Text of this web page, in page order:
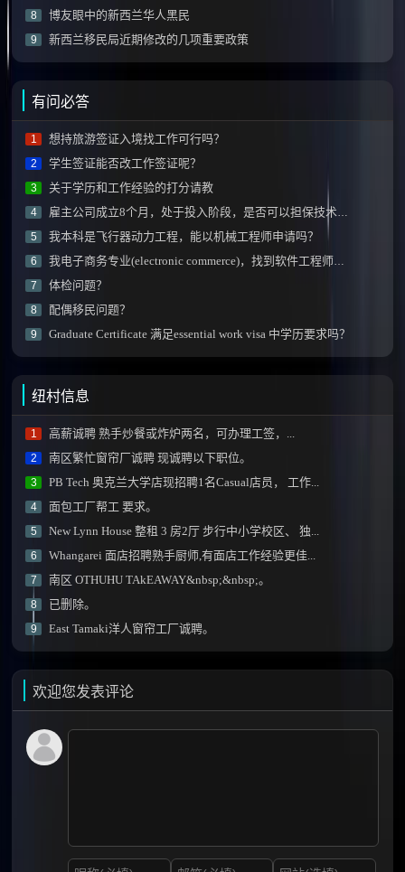
8 博友眼中的新西兰华人黑民
9 新西兰移民局近期修改的几项重要政策
有问必答
1 想持旅游签证入境找工作可行吗？
2 学生签证能否改工作签证呢？
3 关于学历和工作经验的打分请教
4 雇主公司成立8个月，处于投入阶段，是否可以担保技术移民？
5 我本科是飞行器动力工程，能以机械工程师申请吗？
6 我电子商务专业(electronic commerce)，找到软件工程师工作后技能加分项会有阻碍不？
7 体检问题？
8 配偶移民问题？
9 Graduate Certificate 满足essential work visa 中学历要求吗？
纽村信息
1 高薪诚聘 熟手炒餐或炸炉两名，可办理工签，...
2 南区繁忙窗帘厂诚聘 现诚聘以下职位。
3 PB Tech 奥克兰大学店现招聘1名Casual店员， 工作...
4 面包工厂帮工 要求。
5 New Lynn House 整租 3 房2厅 步行中小学校区、 独...
6 Whangarei 面店招聘熟手厨师,有面店工作经验更佳...
7 南区 OTHUHU TAkEAWAY&nbsp;&nbsp;。
8 已删除。
9 East Tamaki洋人窗帘工厂诚聘。
欢迎您发表评论